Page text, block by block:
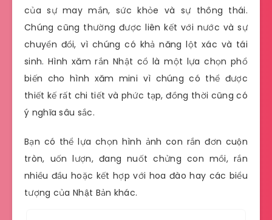
của sự may mắn, sức khỏe và sự thông thái.
Chúng cũng thường được liên kết với nước và sự
chuyển đổi, vì chúng có khả năng lột xác và tái
sinh. Hình xăm rắn Nhật cổ là một lựa chọn phổ
biến cho hình xăm mini vì chúng có thể được
thiết kế rất chi tiết và phức tạp, đồng thời cũng có
ý nghĩa sâu sắc.
Bạn có thể lựa chọn hình ảnh con rắn đơn cuộn
tròn, uốn lượn, đang nuốt chửng con mồi, rắn
nhiều đầu hoặc kết hợp với hoa đào hay các biểu
tượng của Nhật Bản khác.